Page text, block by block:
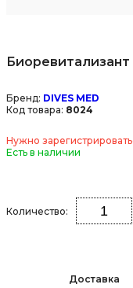
Бренд: DIVES MED
Код товара: 8024
Нужно
Есть в наличии
Количество:
Доставка